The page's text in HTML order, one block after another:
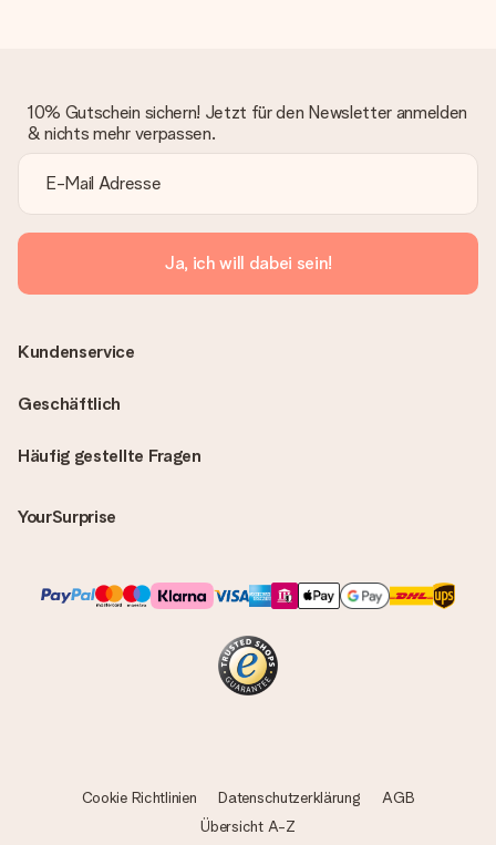
10% Gutschein sichern! Jetzt für den Newsletter anmelden
& nichts mehr verpassen.
Ja, ich will dabei sein!
Häufig gestellte Fragen
YourSurprise
Kundenservice
Geschäftlich
Cookie Richtlinien Datenschutzerklärung
AGB
Übersicht A-Z